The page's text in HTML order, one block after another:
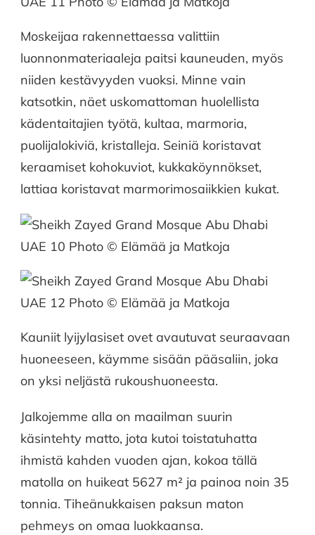
Moskeijaa rakennettaessa valittiin
luonnonmateriaaleja paitsi kauneuden, myös
niiden kestävyyden vuoksi. Minne vain
katsotkin, näet uskomattoman huolellista
kädentaitajien työtä, kultaa, marmoria,
puolijalokiviä, kristalleja. Seiniä koristavat
keraamiset kohokuviot, kukkaköynnökset,
lattiaa koristavat marmorimosaiikkien kukat.
Kauniit lyijylasiset ovet avautuvat seuraavaan
huoneeseen, käymme sisään pääsaliin, joka
on yksi neljästä rukoushuoneesta.
Jalkojemme alla on maailman suurin
käsintehty matto, jota kutoi toistatuhatta
ihmistä kahden vuoden ajan, kokoa tällä
matolla on huikeat 5627 m² ja painoa noin 35
tonnia. Tiheänukkaisen paksun maton
pehmeys on omaa luokkaansa.